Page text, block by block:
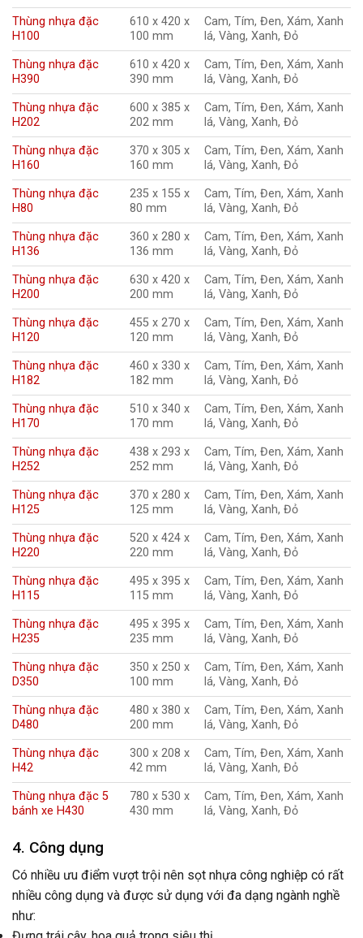
Thùng nhựa đặc
H100
610 x 420 x
100 mm
Cam, Tím, Đen, Xám, Xanh
lá, Vàng, Xanh, Đỏ
Thùng nhựa đặc
H390
610 x 420 x
390 mm
Cam, Tím, Đen, Xám, Xanh
lá, Vàng, Xanh, Đỏ
Thùng nhựa đặc
H202
600 x 385 x
202 mm
Cam, Tím, Đen, Xám, Xanh
lá, Vàng, Xanh, Đỏ
Thùng nhựa đặc
H160
370 x 305 x
160 mm
Cam, Tím, Đen, Xám, Xanh
lá, Vàng, Xanh, Đỏ
Thùng nhựa đặc
H80
235 x 155 x
80 mm
Cam, Tím, Đen, Xám, Xanh
lá, Vàng, Xanh, Đỏ
Thùng nhựa đặc
H136
360 x 280 x
136 mm
Cam, Tím, Đen, Xám, Xanh
lá, Vàng, Xanh, Đỏ
Thùng nhựa đặc
H200
630 x 420 x
200 mm
Cam, Tím, Đen, Xám, Xanh
lá, Vàng, Xanh, Đỏ
Thùng nhựa đặc
H120
455 x 270 x
120 mm
Cam, Tím, Đen, Xám, Xanh
lá, Vàng, Xanh, Đỏ
Thùng nhựa đặc
H182
460 x 330 x
182 mm
Cam, Tím, Đen, Xám, Xanh
lá, Vàng, Xanh, Đỏ
Thùng nhựa đặc
H170
510 x 340 x
170 mm
Cam, Tím, Đen, Xám, Xanh
lá, Vàng, Xanh, Đỏ
Thùng nhựa đặc
H252
438 x 293 x
252 mm
Cam, Tím, Đen, Xám, Xanh
lá, Vàng, Xanh, Đỏ
Thùng nhựa đặc
H125
370 x 280 x
125 mm
Cam, Tím, Đen, Xám, Xanh
lá, Vàng, Xanh, Đỏ
Thùng nhựa đặc
H220
520 x 424 x
220 mm
Cam, Tím, Đen, Xám, Xanh
lá, Vàng, Xanh, Đỏ
Thùng nhựa đặc
H115
495 x 395 x
115 mm
Cam, Tím, Đen, Xám, Xanh
lá, Vàng, Xanh, Đỏ
Thùng nhựa đặc
H235
495 x 395 x
235 mm
Cam, Tím, Đen, Xám, Xanh
lá, Vàng, Xanh, Đỏ
Thùng nhựa đặc
D350
350 x 250 x
100 mm
Cam, Tím, Đen, Xám, Xanh
lá, Vàng, Xanh, Đỏ
Thùng nhựa đặc
D480
480 x 380 x
200 mm
Cam, Tím, Đen, Xám, Xanh
lá, Vàng, Xanh, Đỏ
Thùng nhựa đặc
H42
300 x 208 x
42 mm
Cam, Tím, Đen, Xám, Xanh
lá, Vàng, Xanh, Đỏ
Thùng nhựa đặc 5
bánh xe H430
780 x 530 x
430 mm
Cam, Tím, Đen, Xám, Xanh
lá, Vàng, Xanh, Đỏ
4. Công dụng
Có nhiều ưu điểm vượt trội nên sọt nhựa công nghiệp có rất
nhiều công dụng và được sử dụng với đa dạng ngành nghề
như: